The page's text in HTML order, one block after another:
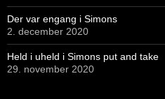
Der var engang i Simons
2. december 2020
Held i uheld i Simons put and take
29. november 2020